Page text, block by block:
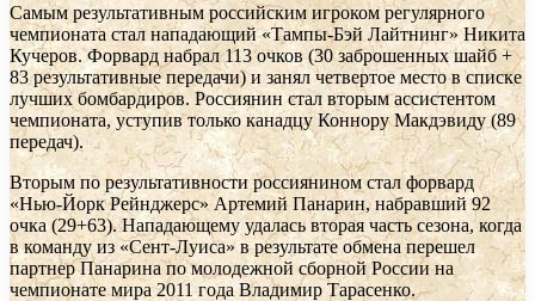
Самым результативным российским игроком регулярного
чемпионата стал нападающий «Тампы-Бэй Лайтнинг» Никита
Кучеров. Форвард набрал 113 очков (30 заброшенных шайб +
83 результативные передачи) и занял четвертое место в списке
лучших бомбардиров. Россиянин стал вторым ассистентом
чемпионата, уступив только канадцу Коннору Макдэвиду (89
передач).
Вторым по результативности россиянином стал форвард
«Нью-Йорк Рейнджерс» Артемий Панарин, набравший 92
очка (29+63). Нападающему удалась вторая часть сезона, когда
в команду из «Сент-Луиса» в результате обмена перешел
партнер Панарина по молодежной сборной России на
чемпионате мира 2011 года Владимир Тарасенко.